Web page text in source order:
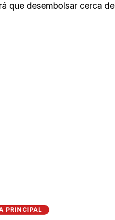
que desembolsar cerca de
PRINCIPAL